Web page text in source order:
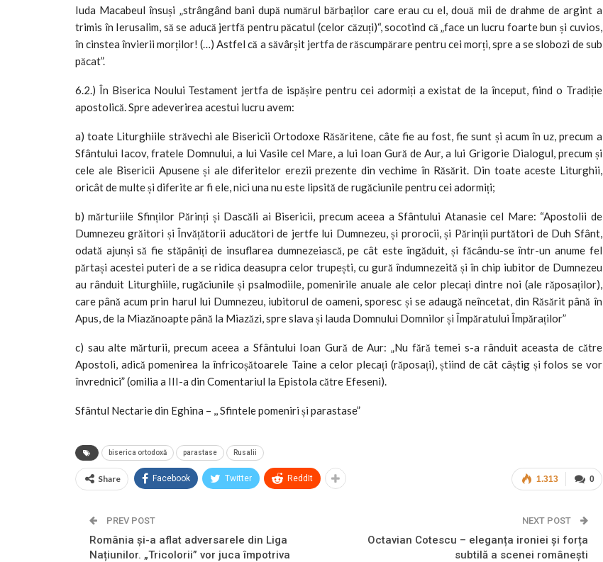
Iuda Macabeul însuși „strângând bani după numărul bărbaților care erau cu el, două mii de drahme de argint a
trimis în Ierusalim, să se aducă jertfă pentru păcatul (celor căzuți)“, socotind că „face un lucru foarte bun și cuvios,
în cinstea învierii morților! (…) Astfel că a săvârșit jertfa de răscumpărare pentru cei morți, spre a se slobozi de sub
păcat”.
6.2.) În Biserica Noului Testament jertfa de ispășire pentru cei adormiți a existat de la început, fiind o Tradiție
apostolică. Spre adeverirea acestui lucru avem:
a) toate Liturghiile străvechi ale Bisericii Ortodoxe Răsăritene, câte fie au fost, fie sunt și acum în uz, precum a
Sfântului Iacov, fratele Domnului, a lui Vasile cel Mare, a lui Ioan Gură de Aur, a lui Grigorie Dialogul, precum și
cele ale Bisericii Apusene și ale diferitelor erezii prezente din vechime în Răsărit. Din toate aceste Liturghii,
oricât de multe și diferite ar fi ele, nici una nu este lipsită de rugăciunile pentru cei adormiți;
b) mărturiile Sfinților Părinți și Dascăli ai Bisericii, precum aceea a Sfântului Atanasie cel Mare: “Apostolii de
Dumnezeu grăitori și Învățătorii aducători de jertfe lui Dumnezeu, și prorocii, și Părinții purtători de Duh Sfânt,
odată ajunși să fie stăpâniți de insuflarea dumnezeiască, pe cât este îngăduit, și făcându-se într-un anume fel
părtași acestei puteri de a se ridica deasupra celor trupești, cu gură îndumnezeită și în chip iubitor de Dumnezeu
au rânduit Liturghiile, rugăciunile și psalmodiile, pomenirile anuale ale celor plecați dintre noi (ale răposaților),
care până acum prin harul lui Dumnezeu, iubitorul de oameni, sporesc și se adaugă neîncetat, din Răsărit până în
Apus, de la Miazănoapte până la Miazăzi, spre slava și lauda Domnului Domnilor și Împăratului Împăraților”
c) sau alte mărturii, precum aceea a Sfântului Ioan Gură de Aur: „Nu fără temei s-a rânduit aceasta de către
Apostoli, adică pomenirea la înfricoșătoarele Taine a celor plecați (răposați), știind de cât câștig și folos se vor
învrednici” (omilia a III-a din Comentariul la Epistola către Efeseni).
Sfântul Nectarie din Eghina – ,, Sfintele pomeniri și parastase”
biserica ortodoxă parastase Rusalii
0
1.313
Share Facebook Twitter ReddIt
PREV POST
România și-a aflat adversarele din Liga
Națiunilor. „Tricolorii” vor juca împotriva
NEXT POST
Octavian Cotescu – eleganța ironiei și forța
subtilă a scenei românești